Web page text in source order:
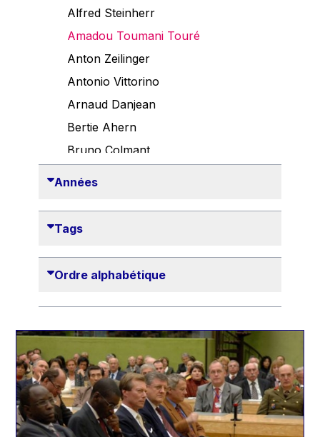
Alfred Steinherr
Amadou Toumani Touré
Anton Zeilinger
Antonio Vittorino
Arnaud Danjean
Bertie Ahern
Bruno Colmant
Euclid Tsakalotos
Francis Carpenter
François Villeroy de Galhau
Frederica Mogherini
Gaston Reinesch
Georg Helg
Années
Tags
Ordre alphabétique